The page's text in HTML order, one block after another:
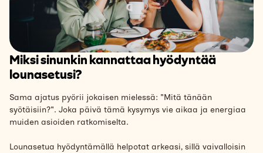
Miksi sinunkin kannattaa hyödyntää
lounasetusi?
Sama ajatus pyörii jokaisen mielessä: "Mitä tänään
syötäisiin?". Joka päivä tämä kysymys vie aikaa ja energiaa
muiden asioiden ratkomiselta.
Lounasetua hyödyntämällä helpotat arkeasi, sillä vaivalloisin